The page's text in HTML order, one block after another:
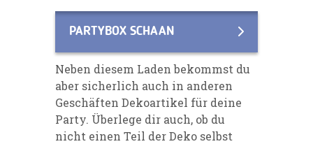
PARTYBOX SCHAAN
Neben diesem Laden bekommst du
aber sicherlich auch in anderen
Geschäften Dekoartikel für deine
Party. Überlege dir auch, ob du
nicht einen Teil der Deko selbst